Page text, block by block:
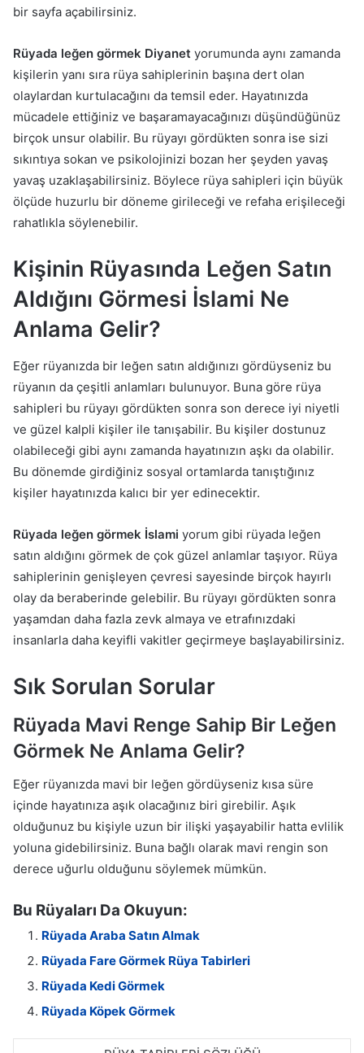
bir sayfa açabilirsiniz.
Rüyada leğen görmek Diyanet yorumunda aynı zamanda
kişilerin yanı sıra rüya sahiplerinin başına dert olan
olaylardan kurtulacağını da temsil eder. Hayatınızda
mücadele ettiğiniz ve başaramayacağınızı düşündüğünüz
birçok unsur olabilir. Bu rüyayı gördükten sonra ise sizi
sıkıntıya sokan ve psikolojinizi bozan her şeyden yavaş
yavaş uzaklaşabilirsiniz. Böylece rüya sahipleri için büyük
ölçüde huzurlu bir döneme girileceği ve refaha erişileceği
rahatlıkla söylenebilir.
Kişinin Rüyasında Leğen Satın
Aldığını Görmesi İslami Ne
Anlama Gelir?
Eğer rüyanızda bir leğen satın aldığınızı gördüyseniz bu
rüyanın da çeşitli anlamları bulunuyor. Buna göre rüya
sahipleri bu rüyayı gördükten sonra son derece iyi niyetli
ve güzel kalpli kişiler ile tanışabilir. Bu kişiler dostunuz
olabileceği gibi aynı zamanda hayatınızın aşkı da olabilir.
Bu dönemde girdiğiniz sosyal ortamlarda tanıştığınız
kişiler hayatınızda kalıcı bir yer edinecektir.
Rüyada leğen görmek İslami yorum gibi rüyada leğen
satın aldığını görmek de çok güzel anlamlar taşıyor. Rüya
sahiplerinin genişleyen çevresi sayesinde birçok hayırlı
olay da beraberinde gelebilir. Bu rüyayı gördükten sonra
yaşamdan daha fazla zevk almaya ve etrafınızdaki
insanlarla daha keyifli vakitler geçirmeye başlayabilirsiniz.
Sık Sorulan Sorular
Rüyada Mavi Renge Sahip Bir Leğen
Görmek Ne Anlama Gelir?
Eğer rüyanızda mavi bir leğen gördüyseniz kısa süre
içinde hayatınıza aşık olacağınız biri girebilir. Aşık
olduğunuz bu kişiyle uzun bir ilişki yaşayabilir hatta evlilik
yoluna gidebilirsiniz. Buna bağlı olarak mavi rengin son
derece uğurlu olduğunu söylemek mümkün.
Bu Rüyaları Da Okuyun:
Rüyada Araba Satın Almak
Rüyada Fare Görmek Rüya Tabirleri
Rüyada Kedi Görmek
Rüyada Köpek Görmek